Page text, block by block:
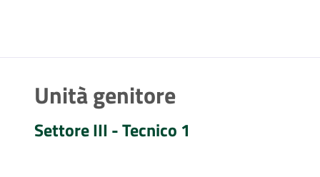
Unità genitore
Settore III - Tecnico 1